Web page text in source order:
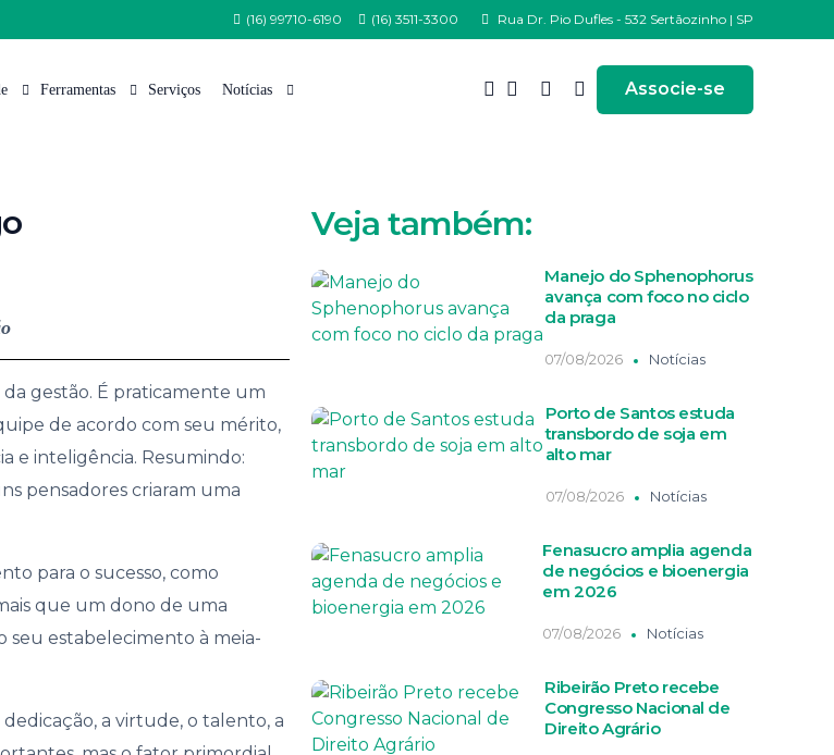
(16) 99710-6190 (16) 3511-3300 Rua Dr. Pio Dufles - 532 Sertãozinho | SP
Apoio Institucional
Mais Verde
Ferramentas
Arquivos para Download
Serviços Notícias
Artigos Técnicos
Associe-se
gestão. É praticamente um
de acordo com seu mérito,
e inteligência. Resumindo:
pensadores criaram uma
para o sucesso, como
que um dono de uma
seu estabelecimento à meia-
a virtude, o talento, a
Veja também:
Manejo do Sphenophorus
avança com foco no ciclo
da praga
07/08/2026 Notícias
Porto de Santos estuda
transbordo de soja em
alto mar
07/08/2026 Notícias
Fenasucro amplia agenda
de negócios e bioenergia
em 2026
07/08/2026 Notícias
Ribeirão Preto recebe
Congresso Nacional de
Direito Agrário